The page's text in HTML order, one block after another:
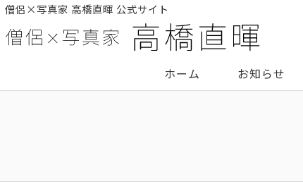
僧侶×写真家 高橋直暉 公式サイト
ホーム お知らせ